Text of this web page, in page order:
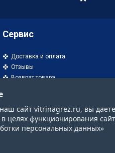
Сервис
Доставка и оплата
Отзывы
Возврат товара
сайт vitrinagrez.ru, вы
в целях функционирования
персональных данных»